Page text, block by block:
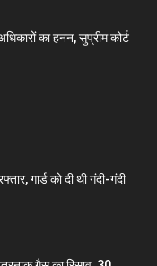
का हनन, सुप्रीम कोर्ट
गार्ड को दी थी गंदी-गंदी